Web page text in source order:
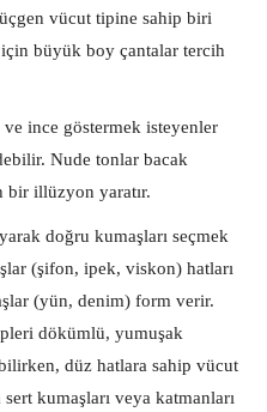
vücut tipine sahip biri
büyük boy çantalar tercih
ve ince göstermek isteyenler
Nude tonlar bacak
bir illüzyon yaratır.
doğru kumaşları seçmek
(şifon, ipek, viskon) hatları
(yün, denim) form verir.
dökümlü, yumuşak
düz hatlara sahip vücut
kumaşları veya katmanları